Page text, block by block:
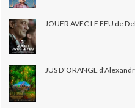
JOUER AVEC LE FEU de
JUS D'ORANGE